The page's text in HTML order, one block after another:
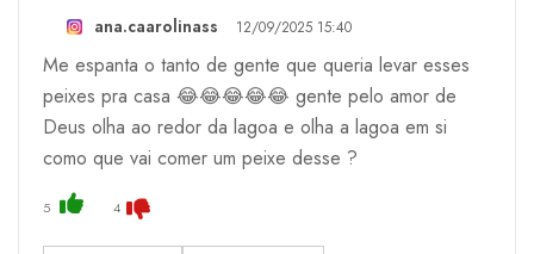
ana.caarolinass 12/09/2025 15:40
Me espanta o tanto de gente que queria levar esses
peixes pra casa 😂😂😂😂😂 gente pelo amor de
Deus olha ao redor da lagoa e olha a lagoa em si
como que vai comer um peixe desse ?
5 4